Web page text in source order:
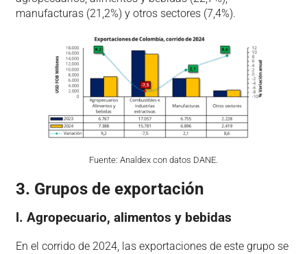
manufacturas (21,2%) y otros sectores (7,4%).
Fuente: Analdex con datos DANE.
3. Grupos de exportación
l. Agropecuario, alimentos y bebidas
En el corrido de 2024, las exportaciones de este grupo se